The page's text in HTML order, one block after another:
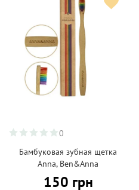
0
Бамбуковая зубная щетка
Anna, Ben&Anna
150 грн